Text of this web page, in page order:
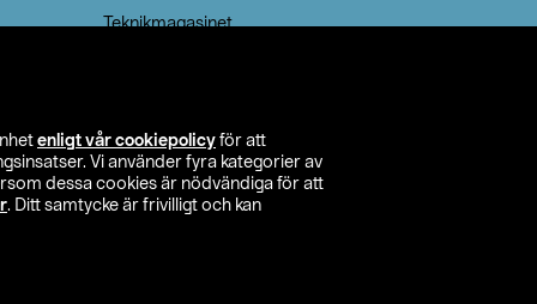
enligt vår cookiepolicy för att
Vi använder fyra kategorier av
dessa cookies är nödvändiga för att
. Ditt samtycke är frivilligt och kan
Teknikmagasinet